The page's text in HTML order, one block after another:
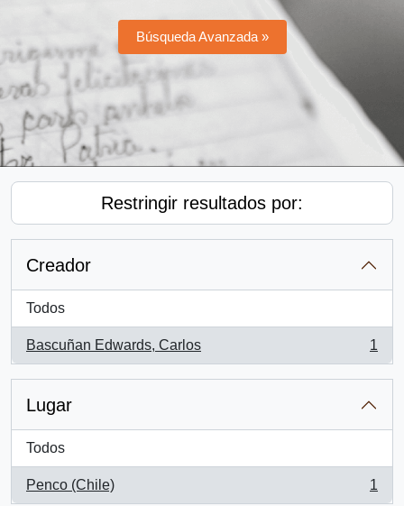
Búsqueda Avanzada »
Restringir resultados por:
Creador
Todos
Bascuñan Edwards, Carlos
, 1 resultados
1
Lugar
Todos
Penco (Chile)
, 1 resultados
1